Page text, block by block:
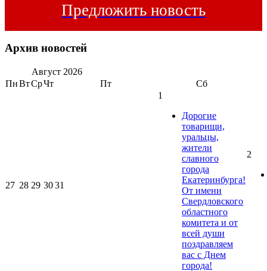
Предложить новость
Архив новостей
Август 2026
ПнВтСрЧт Пт Сб
27 28 29 3031
1
Дорогие
товарищи,
уральцы,
жители
славного
города
Екатеринбурга!
От имени
Свердловского
областного
комитета и от
всей души
поздравляем
вас с Днем
города!
2